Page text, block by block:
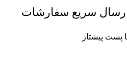
سریع سفارشات
پست پیشتاز